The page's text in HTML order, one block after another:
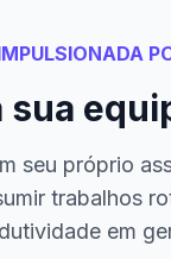
sua
seu próprio
trabalhos
em